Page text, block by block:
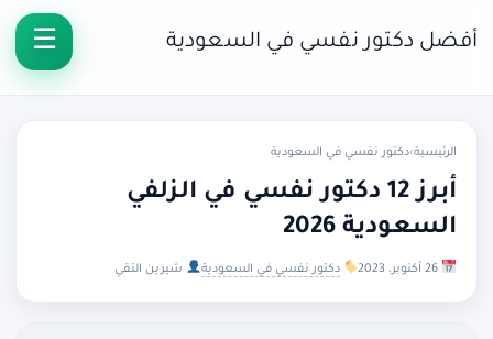
أفضل دكتور نفسي في السعودية
الرئيسية›دكتور نفسي في السعودية
أبرز 12 دكتور نفسي في الزلفي
السعودية 2026
دكتور نفسي في السعودية شيرين التقي